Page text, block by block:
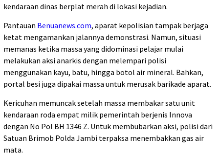
kendaraan dinas berplat merah di lokasi kejadian.
Pantauan Benuanews.com, aparat kepolisian tampak berjaga
ketat mengamankan jalannya demonstrasi. Namun, situasi
memanas ketika massa yang didominasi pelajar mulai
melakukan aksi anarkis dengan melempari polisi
menggunakan kayu, batu, hingga botol air mineral. Bahkan,
portal besi juga dipakai massa untuk merusak barikade aparat.
Kericuhan memuncak setelah massa membakar satu unit
kendaraan roda empat milik pemerintah berjenis Innova
dengan No Pol BH 1346 Z. Untuk membubarkan aksi, polisi dari
Satuan Brimob Polda Jambi terpaksa menembakkan gas air
mata.